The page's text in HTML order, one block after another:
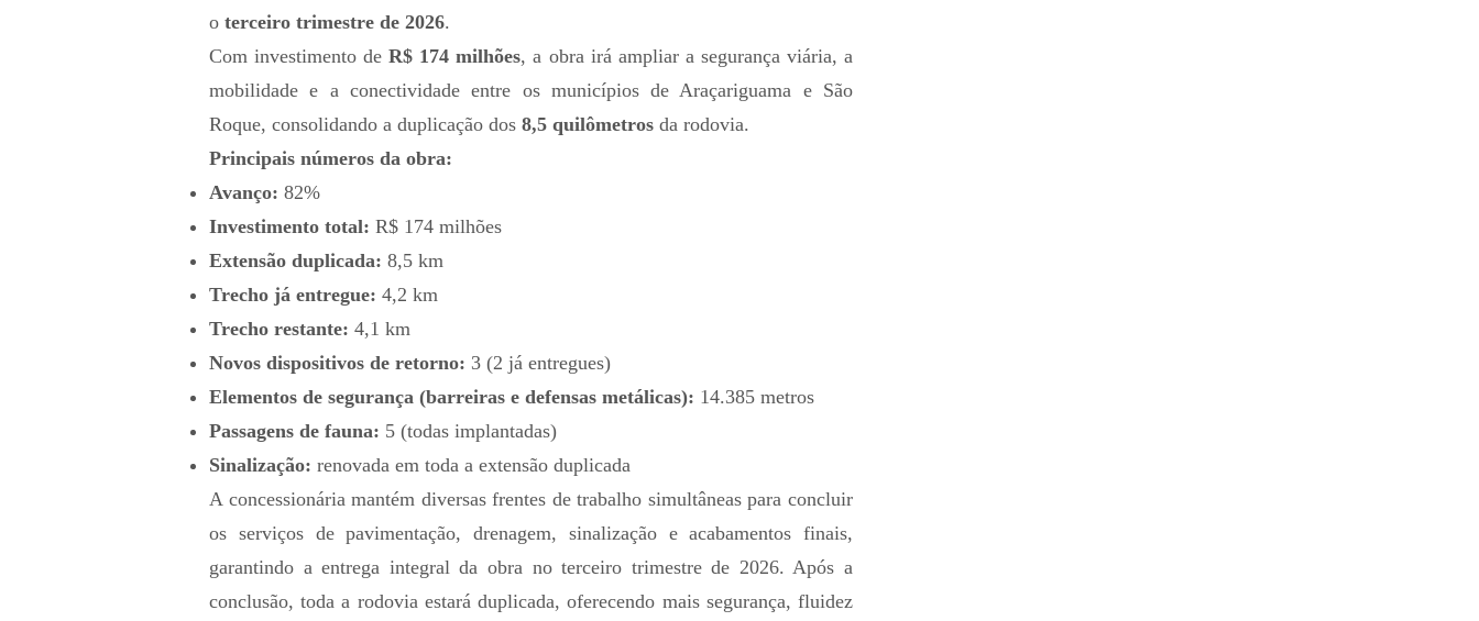
o terceiro trimestre de 2026.
Com investimento deR$ 174 milhões, a obra irá ampliar a segurança viária, a
mobilidade e a conectividade entre os municípios de Araçariguama e São
Roque, consolidando a duplicação dos 8,5 quilômetros da rodovia.
Principais números da obra:
Avanço: 82%
Investimento total: R$ 174 milhões
Extensão duplicada: 8,5 km
Trecho já entregue: 4,2 km
Trecho restante: 4,1 km
Novos dispositivos de retorno: 3 (2 já entregues)
Elementos de segurança (barreiras e defensas metálicas): 14.385 metros
Passagens de fauna: 5 (todas implantadas)
Sinalização: renovada em toda a extensão duplicada
A concessionária mantém diversas frentes de trabalho simultâneas para concluir
os serviços de pavimentação, drenagem, sinalização e acabamentos finais,
garantindo a entrega integral da obra no terceiro trimestre de 2026. Após a
conclusão, toda a rodovia estará duplicada, oferecendo mais segurança, fluidez